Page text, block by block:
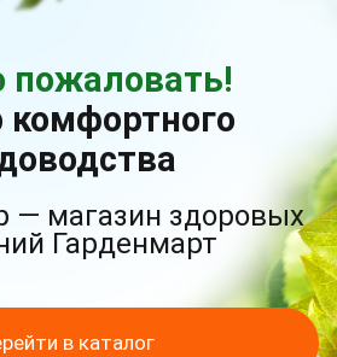
пожаловать!
комфортного
— магазин здоровых
Гарденмарт
в каталог